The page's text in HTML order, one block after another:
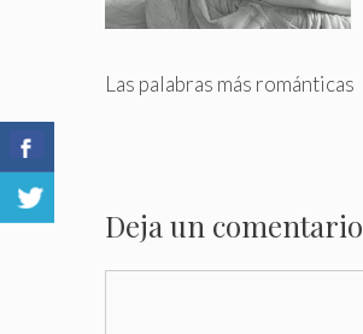
Las palabras más románticas
Deja un comentario